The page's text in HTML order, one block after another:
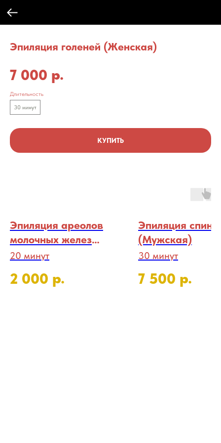
Эпиляция голеней (Женская)
7 000 р.
Длительность
30 минут
КУПИТЬ
Эпиляция ареолов
молочных желез
(Мужская)
20 минут
2 000 р.
Эпиляция спины
(Мужская)
30 минут
7 500 р.